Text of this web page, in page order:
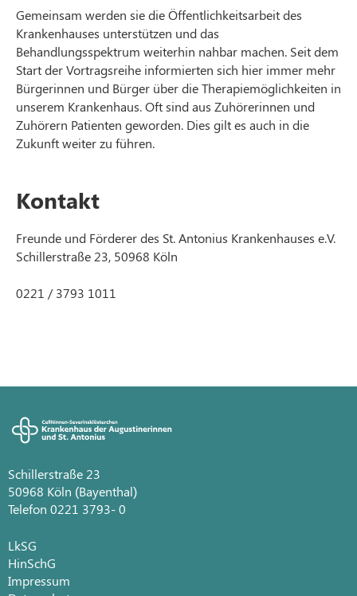
Gemeinsam werden sie die Öffentlichkeitsarbeit des
Krankenhauses unterstützen und das
Behandlungsspektrum weiterhin nahbar machen. Seit dem
Start der Vortragsreihe informierten sich hier immer mehr
Bürgerinnen und Bürger über die Therapiemöglichkeiten in
unserem Krankenhaus. Oft sind aus Zuhörerinnen und
Zuhörern Patienten geworden. Dies gilt es auch in die
Zukunft weiter zu führen.
Kontakt
Freunde und Förderer des St. Antonius Krankenhauses e.V.
Schillerstraße 23, 50968 Köln
0221 / 3793 1011
Schillerstraße 23
50968 Köln (Bayenthal)
Telefon 0221 3793- 0
LkSG
HinSchG
Impressum